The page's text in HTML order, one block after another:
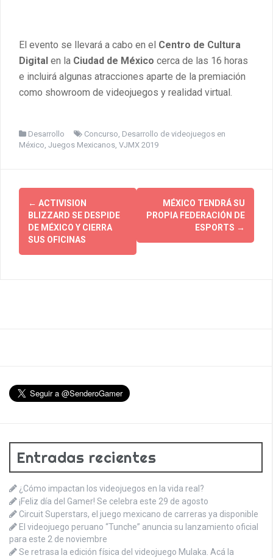
El evento se llevará a cabo en el Centro de Cultura
Digital en la Ciudad de México cerca de las 16 horas
e incluirá algunas atracciones aparte de la premiación
como showroom de videojuegos y realidad virtual.
Desarrollo Concurso Desarrollo de videojuegos en
México Juegos Mexicanos VJMX 2019
Post
navigation
← ACTIVISION
BLIZZARD SE DESPIDE
DE MÉXICO Y CIERRA
SUS OFICINAS
MÉXICO TENDRÁ SU
PROPIA FEDERACIÓN DE
ESPORTS →
Entradas recientes
¿Cómo impactan los videojuegos en la vida real?
¡Feliz día del Gamer! Se celebra este 29 de agosto
Circuit Superstars, el juego mexicano de carreras ya disponible
El videojuego peruano “Tunche” anuncia su lanzamiento oficial
para este 2 de noviembre
Se retrasa la edición física del videojuego Mulaka. Acá la